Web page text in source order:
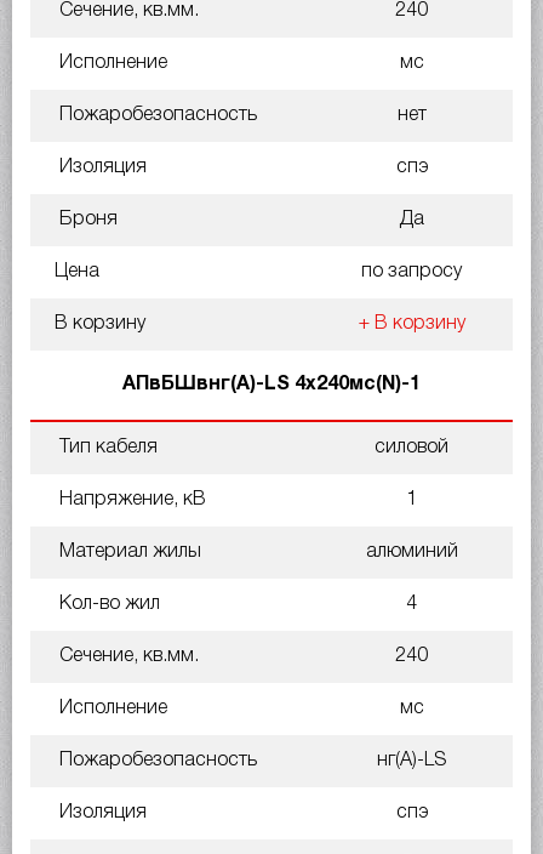
Сечение, кв.мм. 240
Исполнение мс
Пожаробезопасность нет
Изоляция спэ
Броня Да
Цена по запросу
В корзину + В корзину
АПвБШвнг(A)-LS 4х240мс(N)-1
Тип кабеля силовой
Напряжение, кВ 1
Материал жилы алюминий
Кол-во жил 4
Сечение, кв.мм. 240
Исполнение мс
Пожаробезопасность нг(A)-LS
Изоляция спэ